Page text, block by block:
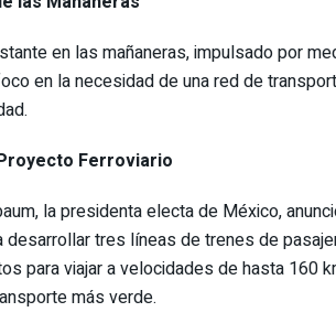
en las mañaneras, impulsado por
en la necesidad de una red de
Ferroviario
la presidenta electa de México,
desarrollar tres líneas de trenes de
para viajar a velocidades de hasta 160
más verde.